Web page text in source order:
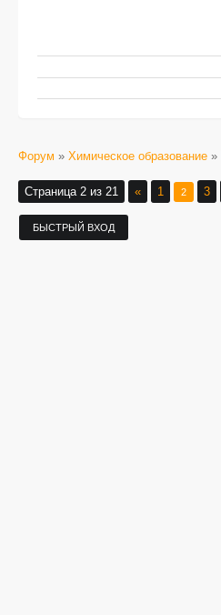
Форум » Химическое образование »
Страница 2 из 21 « 1 2 3